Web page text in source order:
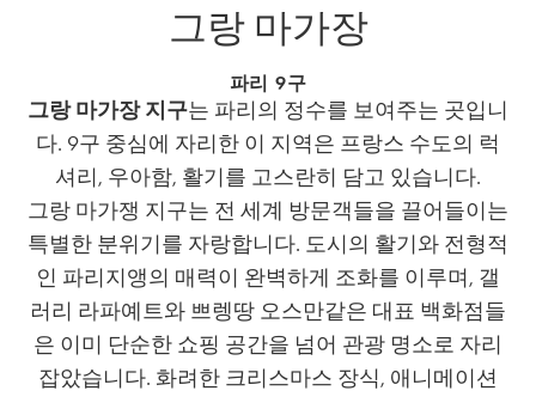
그랑 마가장
파리 9구
그랑 마가장 지구는 파리의 정수를 보여주는 곳입니
다. 9구 중심에 자리한 이 지역은 프랑스 수도의 럭
셔리, 우아함, 활기를 고스란히 담고 있습니다.
그랑 마가쟁 지구는 전 세계 방문객들을 끌어들이는
특별한 분위기를 자랑합니다. 도시의 활기와 전형적
인 파리지앵의 매력이 완벽하게 조화를 이루며, 갤
러리 라파예트와 쁘렝땅 오스만같은 대표 백화점들
은 이미 단순한 쇼핑 공간을 넘어 관광 명소로 자리
잡았습니다. 화려한 크리스마스 장식, 애니메이션